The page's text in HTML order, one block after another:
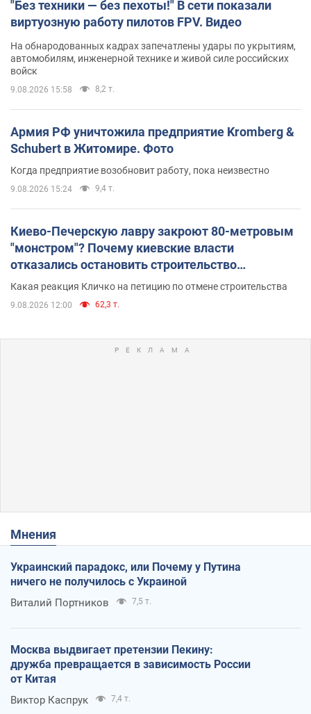
"Без техники — без пехоты!" В сети показали
виртуозную работу пилотов FPV. Видео
На обнародованных кадрах запечатлены удары по укрытиям,
автомобилям, инженерной технике и живой силе российских
войск
9.08.2026 15:58 8,2 т.
Армия РФ уничтожила предприятие Kromberg &
Schubert в Житомире. Фото
Когда предприятие возобновит работу, пока неизвестно
9.08.2026 15:24 9,4 т.
Киево-Печерскую лавру закроют 80-метровым
"монстром"? Почему киевские власти
отказались остановить строительство
небоскреба "московского верующего"
Какая реакция Кличко на петицию по отмене строительства
9.08.2026 12:00 62,3 т.
Мнения
Украинский парадокс, или Почему у Путина
ничего не получилось с Украиной
Виталий Портников 7,5 т.
Москва выдвигает претензии Пекину:
дружба превращается в зависимость России
от Китая
Виктор Каспрук 7,4 т.